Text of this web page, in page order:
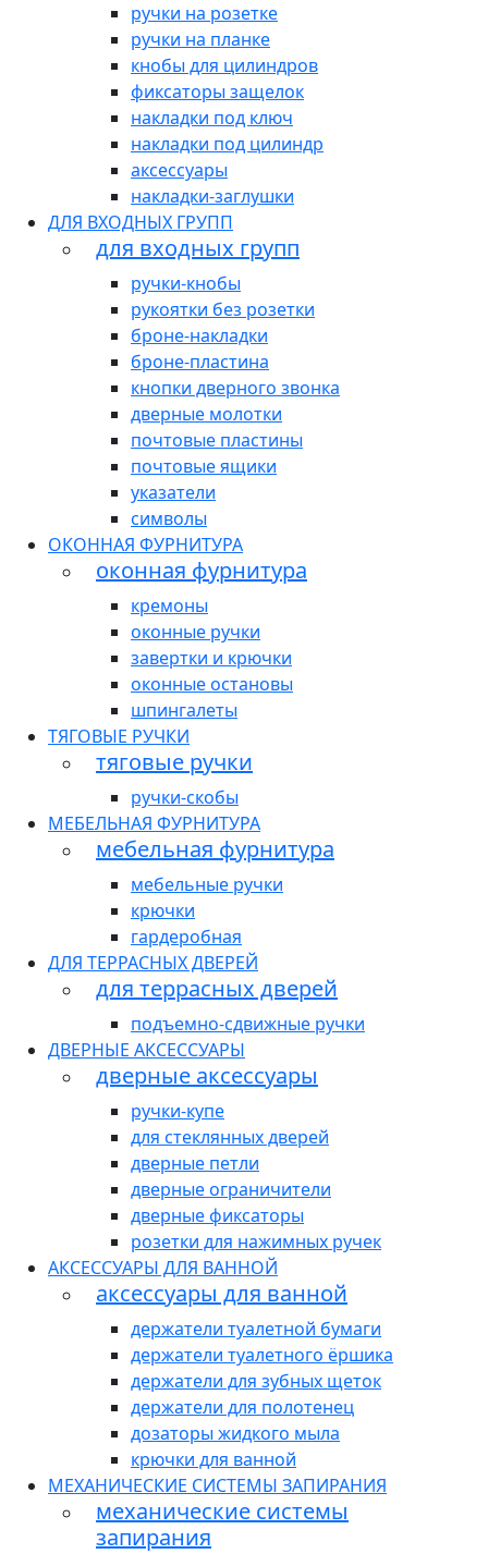
ручки на розетке
ручки на планке
кнобы для цилиндров
фиксаторы защелок
накладки под ключ
накладки под цилиндр
аксессуары
накладки-заглушки
ДЛЯ ВХОДНЫХ ГРУПП
для входных групп
ручки-кнобы
рукоятки без розетки
броне-накладки
броне-пластина
кнопки дверного звонка
дверные молотки
почтовые пластины
почтовые ящики
указатели
символы
ОКОННАЯ ФУРНИТУРА
оконная фурнитура
кремоны
оконные ручки
завертки и крючки
оконные остановы
шпингалеты
ТЯГОВЫЕ РУЧКИ
тяговые ручки
ручки-скобы
МЕБЕЛЬНАЯ ФУРНИТУРА
мебельная фурнитура
мебельные ручки
крючки
гардеробная
ДЛЯ ТЕРРАСНЫХ ДВЕРЕЙ
для террасных дверей
подъемно-сдвижные ручки
ДВЕРНЫЕ АКСЕССУАРЫ
дверные аксессуары
ручки-купе
для стеклянных дверей
дверные петли
дверные ограничители
дверные фиксаторы
розетки для нажимных ручек
АКСЕССУАРЫ ДЛЯ ВАННОЙ
аксессуары для ванной
держатели туалетной бумаги
держатели туалетного ёршика
держатели для зубных щеток
держатели для полотенец
дозаторы жидкого мыла
крючки для ванной
МЕХАНИЧЕСКИЕ СИСТЕМЫ ЗАПИРАНИЯ
механические системы
запирания